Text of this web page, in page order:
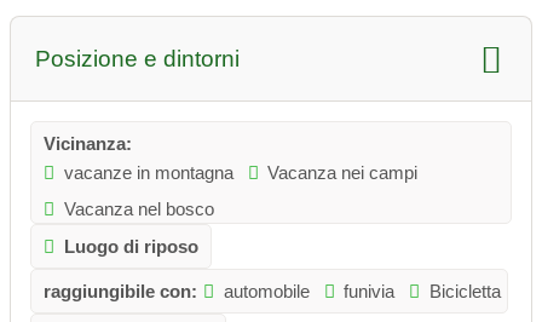
Posizione e dintorni
Vicinanza:
vacanze in montagna
Vacanza nei campi
Vacanza nel bosco
Luogo di riposo
raggiungibile con: automobile funivia Bicicletta